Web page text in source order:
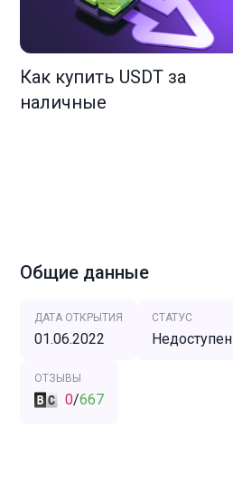
Как купить USDT за
наличные
Общие данные
ДАТА ОТКРЫТИЯ
01.06.2022
СТАТУС
Недоступен
ОТЗЫВЫ
0/667